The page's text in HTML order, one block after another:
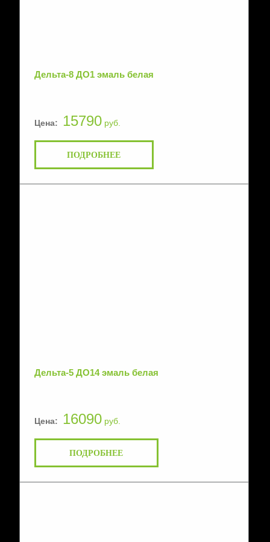
Дельта-8 ДО1 эмаль белая
Цена: 15790руб.
ПОДРОБНЕЕ
Дельта-5 ДО14 эмаль белая
Цена: 16090руб.
ПОДРОБНЕЕ